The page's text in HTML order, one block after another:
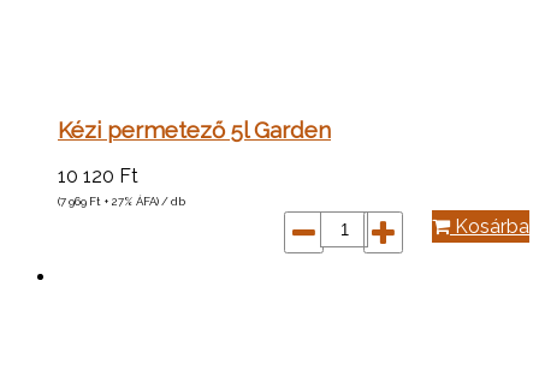
Kézi permetező 5l Garden
10 120 Ft
(7 969 Ft + 27% ÁFA) / db
Kosárba